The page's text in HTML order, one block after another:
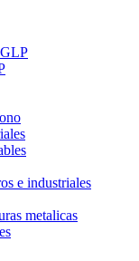
e industriales
metalicas